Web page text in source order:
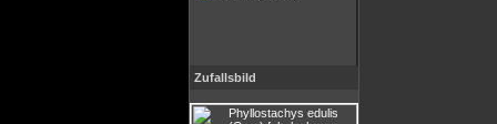
Zufallsbild